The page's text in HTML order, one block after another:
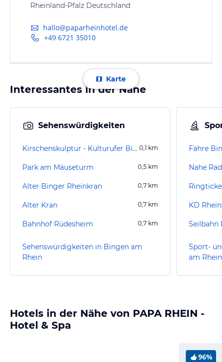
Rheinland-Pfalz Deutschland
hallo@paparheinhotel.de
+49 6721 35010
Karte
Interessantes in der Nähe
Sehenswürdigkeiten
Kirschenskulptur - Kulturufer Bingen 0,1 km
Park am Mäuseturm 0,5 km
Alter Binger Rheinkran 0,7 km
Alter Kran 0,7 km
Bahnhof Rüdesheim 0,7 km
Sehenswürdigkeiten in Bingen am
Rhein
Fähre
Nahe
KD
Seilbahn
Sport-
am Rhein
Hotels in der Nähe von PAPA RHEIN -
Hotel & Spa
96%